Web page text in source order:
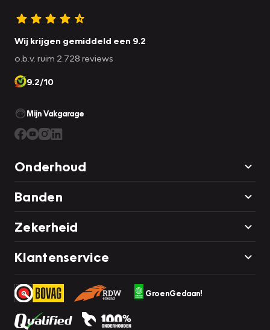
Wij krijgen gemiddeld een 9.2
o.b.v. ruim 2.728 reviews
9.2/10
Mijn Vakgarage
Onderhoud
Banden
Zekerheid
Klantenservice
GroenGedaan!